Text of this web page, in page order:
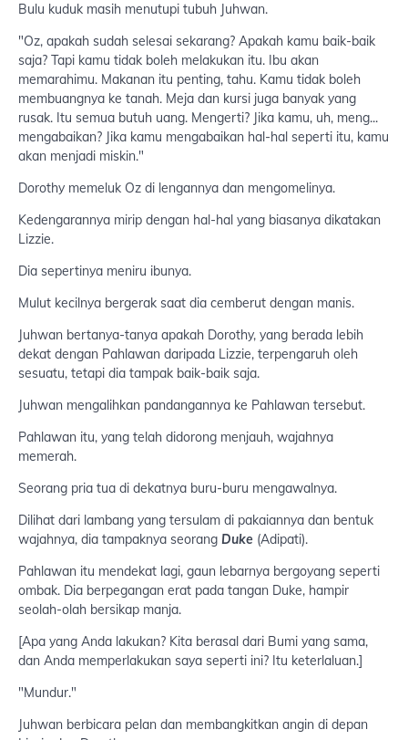
Bulu kuduk masih menutupi tubuh Juhwan.
"Oz, apakah sudah selesai sekarang? Apakah kamu baik-baik
saja? Tapi kamu tidak boleh melakukan itu. Ibu akan
memarahimu. Makanan itu penting, tahu. Kamu tidak boleh
membuangnya ke tanah. Meja dan kursi juga banyak yang
rusak. Itu semua butuh uang. Mengerti? Jika kamu, uh, meng...
mengabaikan? Jika kamu mengabaikan hal-hal seperti itu, kamu
akan menjadi miskin."
Dorothy memeluk Oz di lengannya dan mengomelinya.
Kedengarannya mirip dengan hal-hal yang biasanya dikatakan
Lizzie.
Dia sepertinya meniru ibunya.
Mulut kecilnya bergerak saat dia cemberut dengan manis.
Juhwan bertanya-tanya apakah Dorothy, yang berada lebih
dekat dengan Pahlawan daripada Lizzie, terpengaruh oleh
sesuatu, tetapi dia tampak baik-baik saja.
Juhwan mengalihkan pandangannya ke Pahlawan tersebut.
Pahlawan itu, yang telah didorong menjauh, wajahnya
memerah.
Seorang pria tua di dekatnya buru-buru mengawalnya.
Dilihat dari lambang yang tersulam di pakaiannya dan bentuk
wajahnya, dia tampaknya seorang Duke (Adipati).
Pahlawan itu mendekat lagi, gaun lebarnya bergoyang seperti
ombak. Dia berpegangan erat pada tangan Duke, hampir
seolah-olah bersikap manja.
[Apa yang Anda lakukan? Kita berasal dari Bumi yang sama,
dan Anda memperlakukan saya seperti ini? Itu keterlaluan.]
"Mundur."
Juhwan berbicara pelan dan membangkitkan angin di depan